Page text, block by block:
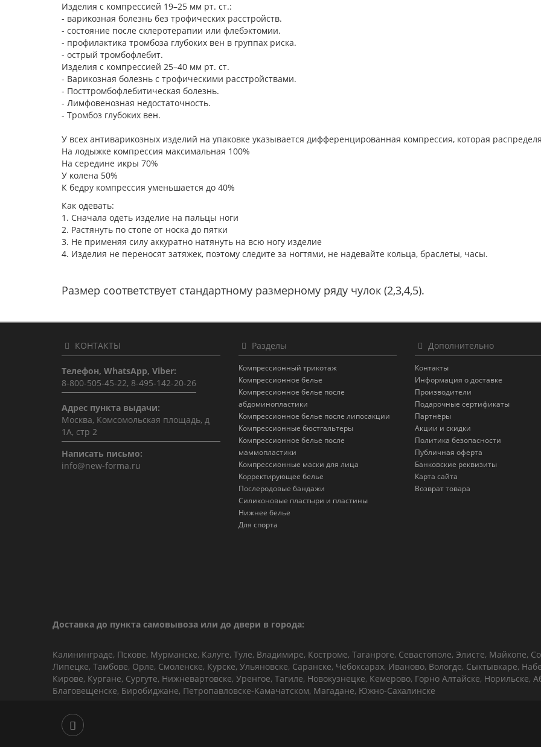
Изделия с компрессией 19–25 мм рт. ст.:
- варикозная болезнь без трофических расстройств.
- состояние после склеротерапии или флебэктомии.
- профилактика тромбоза глубоких вен в группах риска.
- острый тромбофлебит.
Изделия с компрессией 25–40 мм рт. ст.
- Варикозная болезнь с трофическими расстройствами.
- Посттромбофлебитическая болезнь.
- Лимфовенозная недостаточность.
- Тромбоз глубоких вен.
У всех антиварикозных изделий на упаковке указывается дифференцированная компрессия, которая
На лодыжке компрессия максимальная 100%
На середине икры 70%
У колена 50%
К бедру компрессия уменьшается до 40%
Как одевать:
1. Сначала одеть изделие на пальцы ноги
2. Растянуть по стопе от носка до пятки
3. Не применяя силу аккуратно натянуть на всю ногу изделие
4. Изделия не переносят затяжек, поэтому следите за ногтями, не надевайте кольца, браслеты, часы.
Размер соответствует стандартному размерному ряду чулок (2,3,4,5).
КОНТАКТЫ
Телефон, WhatsApp, Viber:
8-800-505-45-22, 8-495-142-20-26
Адрес пункта выдачи:
Москва, Комсомольская площадь, д
1А, стр 2
Написать письмо:
info@new-forma.ru
Разделы
Компрессионный трикотаж
Компрессионное белье
Компрессионное белье после
абдоминопластики
Компрессионное белье после липосакции
Компрессионные бюстгальтеры
Компрессионное белье после
маммопластики
Компрессионные маски для лица
Корректирующее белье
Послеродовые бандажи
Силиконовые пластыри и пластины
Нижнее белье
Для спорта
Дополнительно
Контакты
Информация о доставке
Производители
Подарочные сертификаты
Партнёры
Акции и скидки
Политика безопасности
Публичная оферта
Банковские реквизиты
Карта сайта
Возврат товара
Доставка до пункта самовывоза или до двери в города:
Калининграде, Пскове, Мурманске, Калуге, Туле, Владимире, Костроме, Таганроге, Севастополе, Элисте, Майкопе,
Липецке, Тамбове, Орле, Смоленске, Курске, Ульяновске, Саранске, Чебоксарах, Иваново, Вологде, Сыктывкаре,
Кирове, Кургане, Сургуте, Нижневартовске, Уренгое, Тагиле, Новокузнецке, Кемерово, Горно Алтайске, Норильске,
Благовещенске, Биробиджане, Петропавловске-Камачатском, Магадане, Южно-Сахалинске